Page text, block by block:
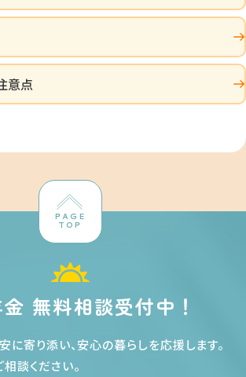
意点
PAGE
TOP
無料相談受付中！
に寄り添い、安心の暮らしを応援します。
談ください。